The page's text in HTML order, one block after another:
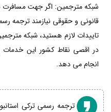
شبکه مترجمین: اگر جهت مسافرت
قانونی و حقوقی نیازمند ترجمه
تاییدات لازم هستید، شبکه
در اقصی نقاط کشور این خدمات
انجام می دهد.
ترجمه رسمی ترکی